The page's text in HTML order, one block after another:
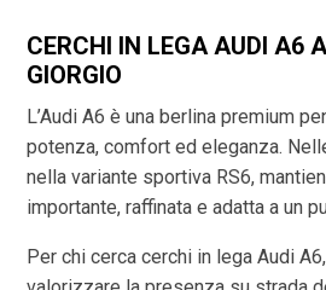
CERCHI IN LEGA AUDI A6
GIORGIO
L’Audi A6 è una berlina premium
potenza, comfort ed eleganza.
nella variante sportiva RS6,
importante, raffinata e adatta a un
Per chi cerca cerchi in lega Audi